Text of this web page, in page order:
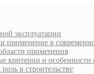
эксплуатации
применение в
применения
критерии и
в строительстве